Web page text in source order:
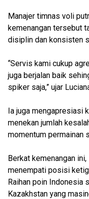
Manajer timnas voli
kemenangan tersebut
disiplin dan konsisten
“Servis kami cukup
juga berjalan baik
spiker saja,” ujar
Ia juga mengapresiasi
menekan jumlah
momentum permainan
Berkat kemenangan
menempati posisi
Raihan poin Indonesia
Kazakhstan yang